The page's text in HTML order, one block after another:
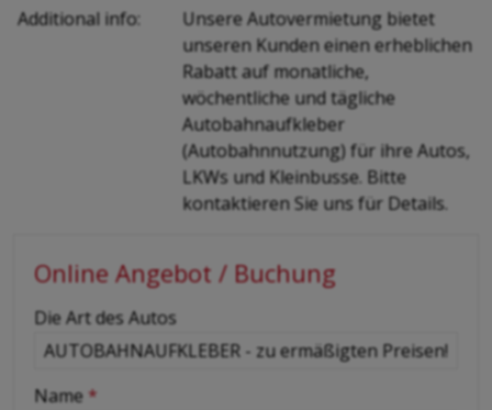
Additional info:
Unsere Autovermietung bietet
unseren Kunden einen erheblichen
Rabatt auf monatliche,
wöchentliche und tägliche
Autobahnaufkleber
(Autobahnnutzung) für ihre Autos,
LKWs und Kleinbusse. Bitte
kontaktieren Sie uns für Details.
Online Angebot / Buchung
-
-
Die Art des Autos
Name *